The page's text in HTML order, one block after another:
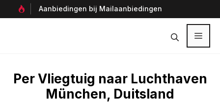
naar
Aanbiedingen bij Mailaanbiedingen
Per Vliegtuig naar Luchthaven
München, Duitsland